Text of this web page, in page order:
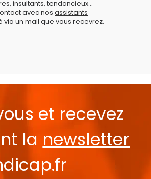
insultants, tendancieux...
avec nos assistants
un mail que vous recevrez.
et recevez
la newsletter